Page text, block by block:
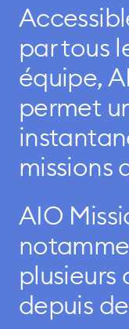
par tous
équipe,
permet
missions
AIO
plusieurs
depuis